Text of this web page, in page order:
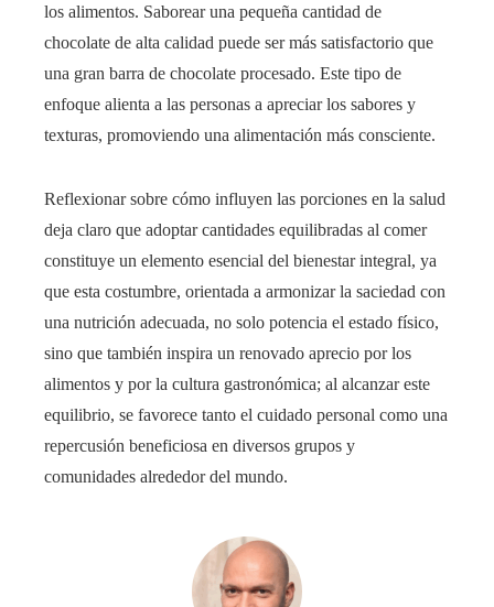
los alimentos. Saborear una pequeña cantidad de
chocolate de alta calidad puede ser más satisfactorio que
una gran barra de chocolate procesado. Este tipo de
enfoque alienta a las personas a apreciar los sabores y
texturas, promoviendo una alimentación más consciente.
Reflexionar sobre cómo influyen las porciones en la salud
deja claro que adoptar cantidades equilibradas al comer
constituye un elemento esencial del bienestar integral, ya
que esta costumbre, orientada a armonizar la saciedad con
una nutrición adecuada, no solo potencia el estado físico,
sino que también inspira un renovado aprecio por los
alimentos y por la cultura gastronómica; al alcanzar este
equilibrio, se favorece tanto el cuidado personal como una
repercusión beneficiosa en diversos grupos y
comunidades alrededor del mundo.